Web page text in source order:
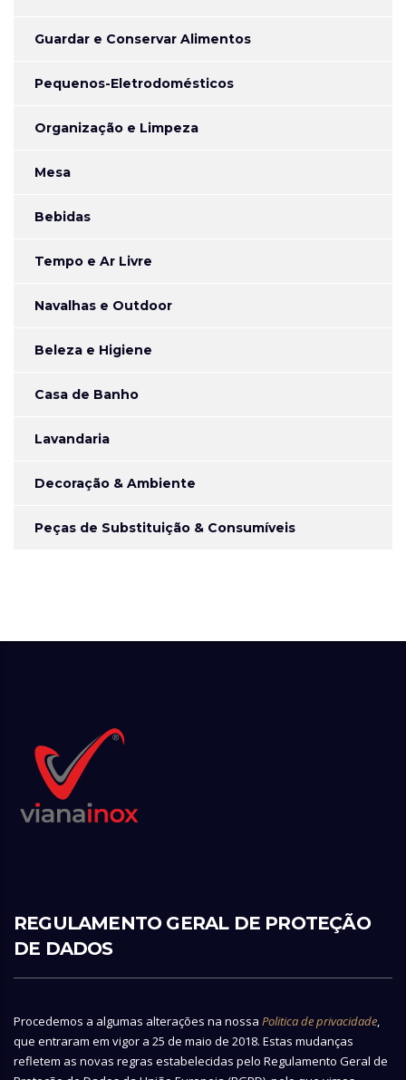
Guardar e Conservar Alimentos
Pequenos-Eletrodomésticos
Organização e Limpeza
Mesa
Bebidas
Tempo e Ar Livre
Navalhas e Outdoor
Beleza e Higiene
Casa de Banho
Lavandaria
Decoração & Ambiente
Peças de Substituição & Consumíveis
REGULAMENTO GERAL DE PROTEÇÃO
DE DADOS
Procedemos a algumas alterações na nossa Politica de privacidade,
que entraram em vigor a 25 de maio de 2018. Estas mudanças
refletem as novas regras estabelecidas pelo Regulamento Geral de